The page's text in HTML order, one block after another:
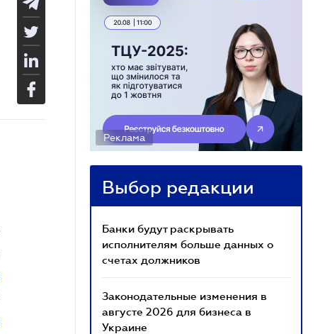
Реклама
Выбор редакции
Банки будут раскрывать
исполнителям больше данных о
счетах должников
Законодательные изменения в
августе 2026 для бизнеса в
Украине